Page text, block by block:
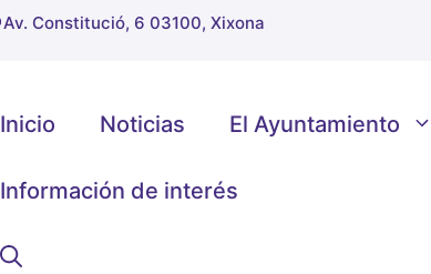
Av. Constitució, 6 03100, Xixona
Inicio Noticias El Ayuntamiento
Información de interés